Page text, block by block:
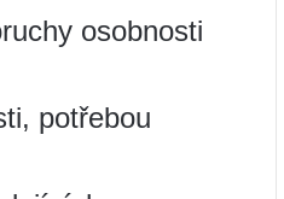
osobnosti
potřebou